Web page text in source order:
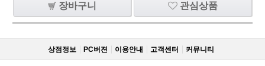
장바구니 관심상품
상점정보 PC버젼 이용안내 고객센터 커뮤니티